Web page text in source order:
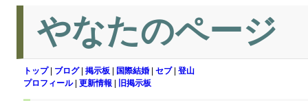
やなたのページ
トップ| ブログ| 掲示板 国際結婚 セブ| 登山
プロフィール| 更新情報 旧掲示板